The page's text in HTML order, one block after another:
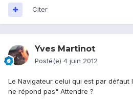
Citer
Yves Martinot
Posté(e) 4 juin 2012
Le Navigateur celui qui est par défaut
ne répond pas" Attendre ?